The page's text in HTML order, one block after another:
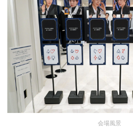
会場風景